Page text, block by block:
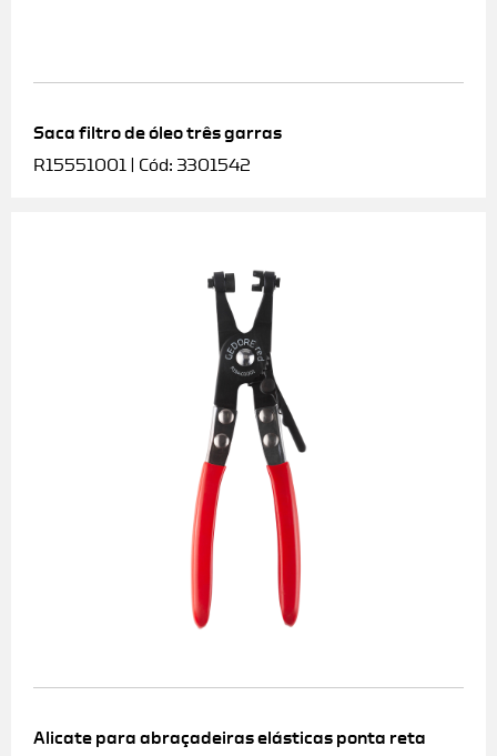
Saca filtro de óleo três garras
R15551001 | Cód: 3301542
Alicate para abraçadeiras elásticas ponta reta